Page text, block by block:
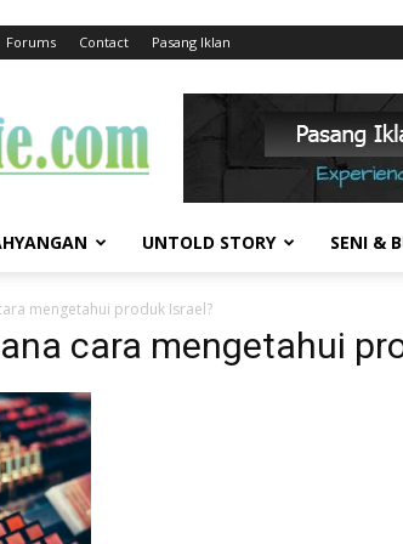
Forums Contact Pasang Iklan
UNTOLD STORY SENI &
mengetahui produk Israel?
cara mengetahui